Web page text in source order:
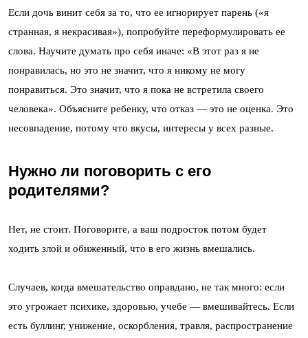
Если дочь винит себя за то, что ее игнорирует парень («я
странная, я некрасивая»), попробуйте переформулировать ее
слова. Научите думать про себя иначе: «В этот раз я не
понравилась, но это не значит, что я никому не могу
понравиться. Это значит, что я пока не встретила своего
человека». Объясните ребенку, что отказ — это не оценка. Это
несовпадение, потому что вкусы, интересы у всех разные.
Нужно ли поговорить с его
родителями?
Нет, не стоит. Поговорите, а ваш подросток потом будет
ходить злой и обиженный, что в его жизнь вмешались.
Случаев, когда вмешательство оправдано, не так много: если
это угрожает психике, здоровью, учебе — вмешивайтесь. Если
есть буллинг, унижение, оскорбления, травля, распространение